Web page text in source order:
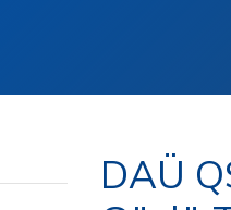
DAÜ